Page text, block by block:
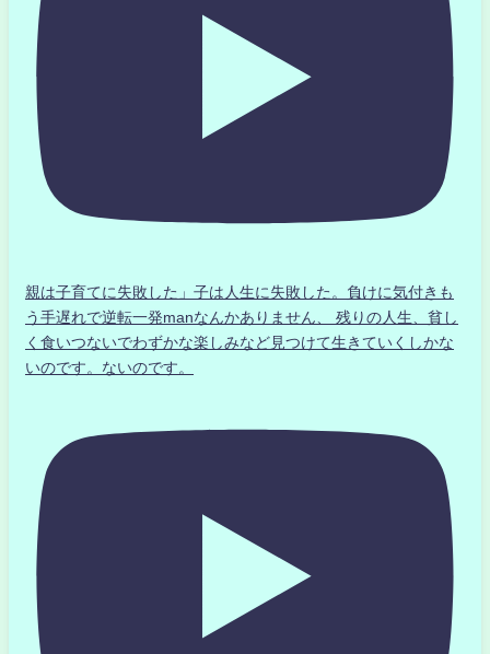
親は子育てに失敗した」子は人生に失敗した。負けに気付きも
う手遅れで逆転一発manなんかありません、 残りの人生、貧し
く食いつないでわずかな楽しみなど見つけて生きていくしかな
いのです。ないのです。